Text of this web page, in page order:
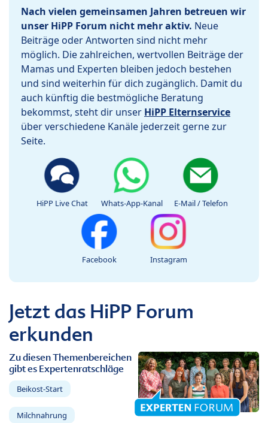
Nach vielen gemeinsamen Jahren betreuen wir
unser HiPP Forum nicht mehr aktiv. Neue
Beiträge oder Antworten sind nicht mehr
möglich. Die zahlreichen, wertvollen Beiträge der
Mamas und Experten bleiben jedoch bestehen
und sind weiterhin für dich zugänglich. Damit du
auch künftig die bestmögliche Beratung
bekommst, steht dir unser HiPP Elternservice
über verschiedene Kanäle jederzeit gerne zur
Seite.
HiPP Live Chat Whats-App-Kanal E-Mail / Telefon
Facebook Instagram
Jetzt das HiPP Forum
erkunden
Zu diesen Themenbereichen
gibt es Expertenratschläge
Beikost-Start
Milchnahrung